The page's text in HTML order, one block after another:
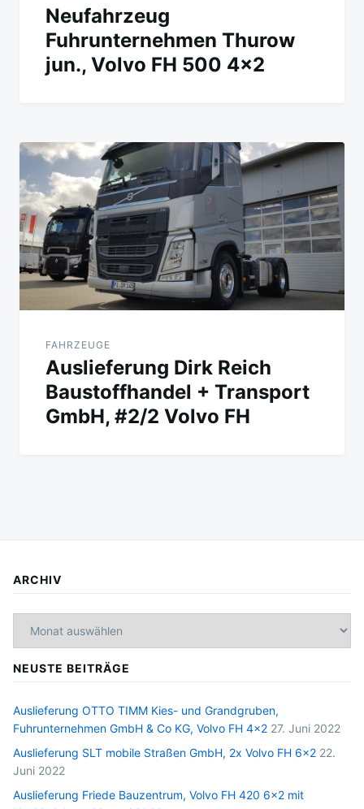
Neufahrzeug
Fuhrunternehmen Thurow
jun., Volvo FH 500 4×2
FAHRZEUGE
Auslieferung Dirk Reich
Baustoffhandel + Transport
GmbH, #2/2 Volvo FH
ARCHIV
NEUSTE BEITRÄGE
Auslieferung OTTO TIMM Kies- und Grandgruben,
Fuhrunternehmen GmbH & Co KG, Volvo FH 4×2 27. Juni 2022
Auslieferung SLT mobile Straßen GmbH, 2x Volvo FH 6×2 22.
Juni 2022
Auslieferung Friede Bauzentrum, Volvo FH 420 6×2 mit